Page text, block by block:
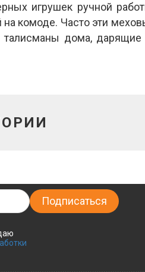
игрушек ручной
на комоде. Часто эти
дома,